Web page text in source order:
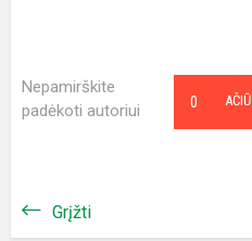
Nepamirškite
padėkoti autoriui
AČIŪ
0
Grįžti